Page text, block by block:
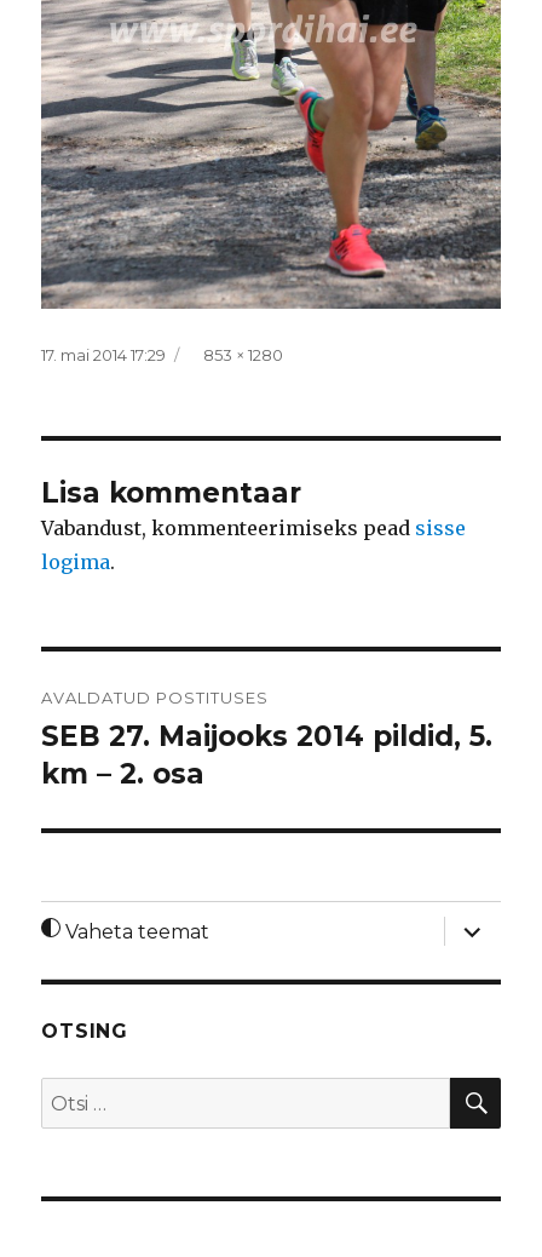
Postitatud
17. mai 2014 17:29 Täissuurus
853 × 1280
Lisa kommentaar
Vabandust, kommenteerimiseks pead sisse
logima.
AVALDATUD POSTITUSES
SEB 27. Maijooks 2014 pildid, 5.
km – 2. osa
Vaheta teemat
laienda
OTSING
Otsi: